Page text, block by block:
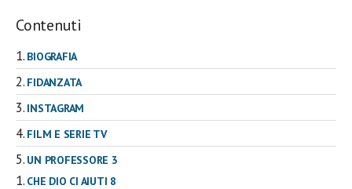
Contenuti
BIOGRAFIA
FIDANZATA
INSTAGRAM
FILM E SERIE TV
UN PROFESSORE 3
CHE DIO CI AIUTI 8